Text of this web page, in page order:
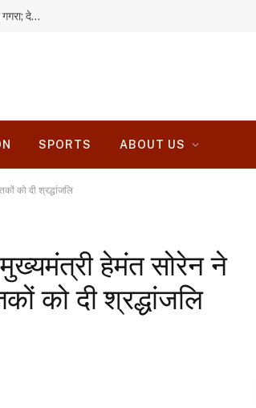
हजारीबाग में बारिश से गिरी मिट्टी की दीवार, अंदर छिपा मिला चांदी के सिक्कों से भरा गगरा; देखने उमड़ी भीड़
SPORTS ABOUT US
को दी श्रद्धांजलि
हेमंत सोरेन ने
को दी श्रद्धांजलि